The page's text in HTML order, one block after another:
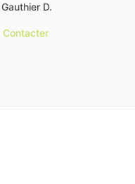
D.
Contacter